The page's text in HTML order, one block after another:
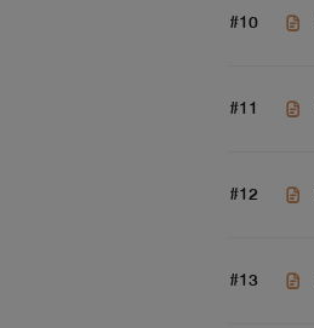
#10
#11
#12
#13